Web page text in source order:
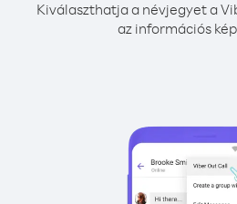
Kiválaszthatja a névjegyet a
az információs